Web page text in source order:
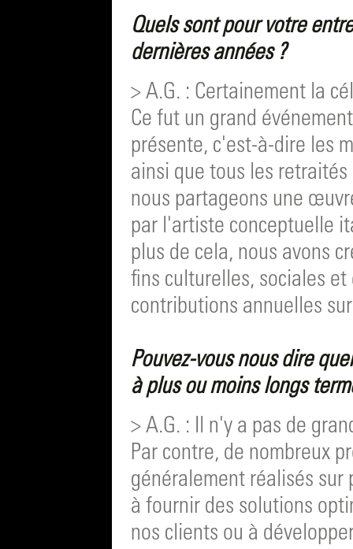
Quels sont pour votre
dernières années ?
> A.G. : Certainement la
Ce fut un grand
présente, c'est-à-dire les
ainsi que tous les
nous partageons une
par l'artiste conceptuelle
plus de cela, nous avons
fins culturelles, sociales
contributions annuelles
Pouvez-vous nous dire
à plus ou moins longs
> A.G. : Il n'y a pas de
Par contre, de nombreux
généralement réalisés sur
à fournir des solutions
nos clients ou à